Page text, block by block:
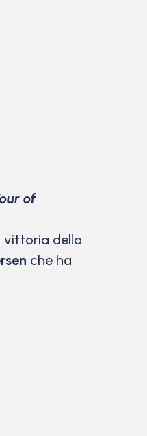
of
vittoria della
che ha